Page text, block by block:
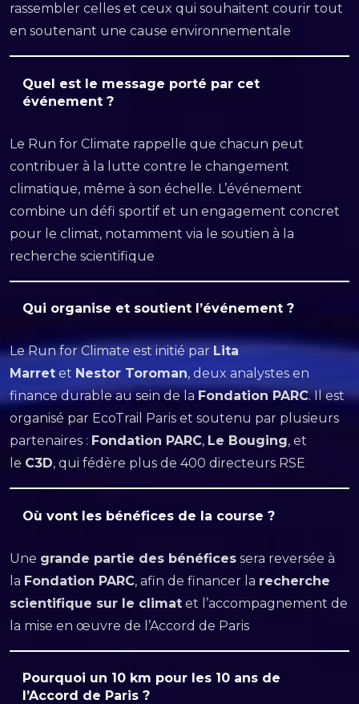
rassembler celles et ceux qui souhaitent courir tout
en soutenant une cause environnementale
Quel est le message porté par cet
événement ?
Le Run for Climate rappelle que chacun peut
contribuer à la lutte contre le changement
climatique, même à son échelle. L’événement
combine un défi sportif et un engagement concret
pour le climat, notamment via le soutien à la
recherche scientifique
Qui organise et soutient l’événement ?
Le Run for Climate est initié par Lita
Marret et Nestor Toroman, deux analystes en
finance durable au sein de laFondation PARC. Il est
organisé par EcoTrail Paris et soutenu par plusieurs
partenaires : Fondation PARC, Le Bouging, et
le C3D, qui fédère plus de 400 directeurs RSE
Où vont les bénéfices de la course ?
Une grande partie des bénéfices sera reversée à
la Fondation PARC, afin de financer la recherche
scientifique sur le climat et l’accompagnement de
la mise en œuvre de l’Accord de Paris
Pourquoi un 10 km pour les 10 ans de
l’Accord de Paris ?